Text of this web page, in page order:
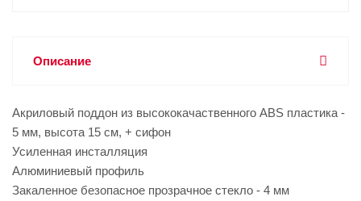
Описание
Акриловый поддон из высококачаственного ABS пластика -
5 мм, высота 15 см, + сифон
Усиленная инсталляция
Алюминиевый профиль
Закаленное безопасное прозрачное стекло - 4 мм